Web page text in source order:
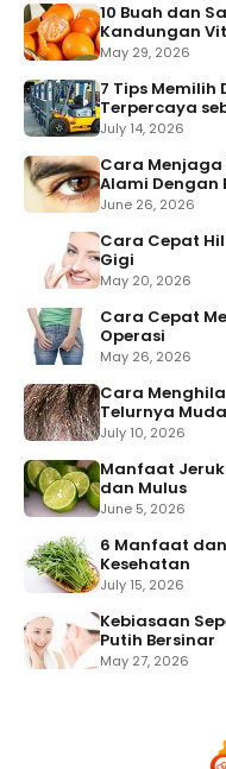
10 Buah dan
Kandungan
May 29, 2026
7 Tips
Terpercaya
July 14, 2026
Cara
Alami Dengan
June 26, 2026
Cara Cepat
Gigi
May 20, 2026
Cara Cepat
Operasi
May 26, 2026
Cara
Telurnya
July 10, 2026
Manfaat
dan Mulus
June 5, 2026
6 Manfaat
Kesehatan
July 15, 2026
Kebiasaan
Putih Bersinar
May 27, 2026